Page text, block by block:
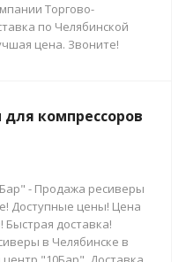
Торгово-
по Челябинской
цена. Звоните!
для компрессоров
- Продажа ресиверы
Доступные цены! Цена
Быстрая доставка!
в Челябинске в